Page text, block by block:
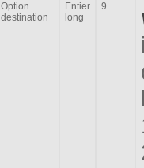
Option
destination
Entier
long
9